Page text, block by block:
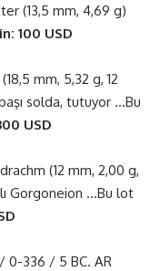
(13,5 mm, 4,69 g)
100 USD
mm, 5,32 g, 12
solda, tutuyor …Bu
USD
(12 mm, 2,00 g,
Gorgoneion …Bu lot
0-336 / 5 BC. AR